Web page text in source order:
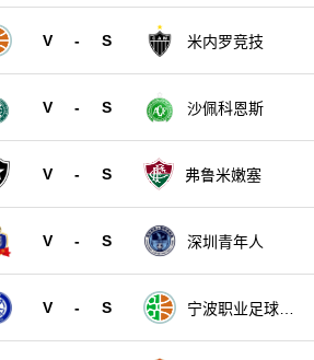
V - S 米内罗竞技
V - S 沙佩科恩斯
V - S 弗鲁米嫩塞
V - S 深圳青年人
V - S
宁波职业足球俱